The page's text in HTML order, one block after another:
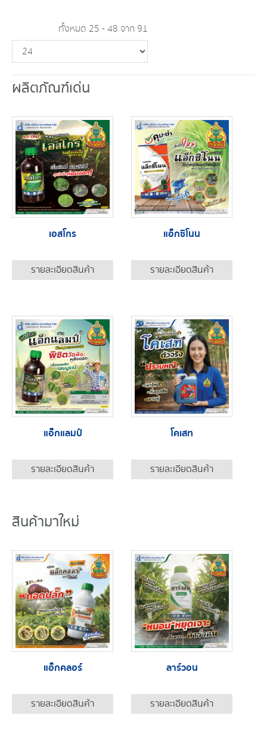
ทั้งหมด 25 - 48 จาก 91
ผลิตภัณฑ์เด่น
เอสโกร
รายละเอียดสินค้า
แอ็กซิโนน
รายละเอียดสินค้า
แอ็กแลมป์
รายละเอียดสินค้า
โคเสท
รายละเอียดสินค้า
สินค้ามาใหม่
แอ็กคลอร์
รายละเอียดสินค้า
ลาร์วอน
รายละเอียดสินค้า